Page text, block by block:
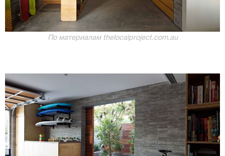
По материалам thelocalproject.com.au